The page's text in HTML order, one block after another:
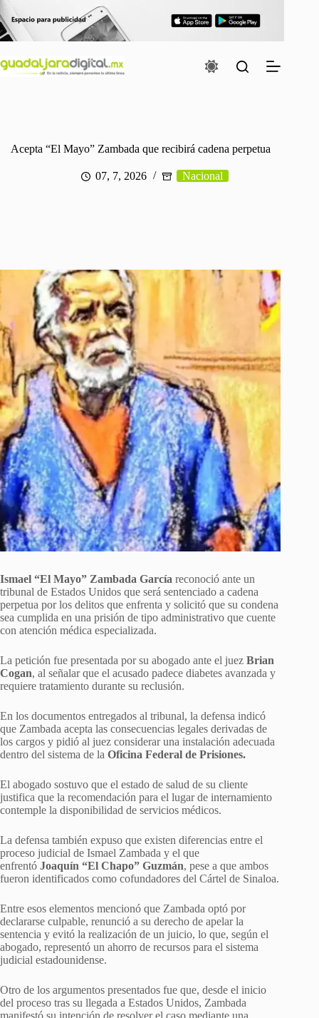
al
contenido
Acepta “El Mayo” Zambada que recibirá cadena perpetua
07, 7, 2026 Nacional
Ismael “El Mayo” Zambada García reconoció ante un
tribunal de Estados Unidos que será sentenciado a cadena
perpetua por los delitos que enfrenta y solicitó que su condena
sea cumplida en una prisión de tipo administrativo que cuente
con atención médica especializada.
La petición fue presentada por su abogado ante el juez Brian
Cogan, al señalar que el acusado padece diabetes avanzada y
requiere tratamiento durante su reclusión.
En los documentos entregados al tribunal, la defensa indicó
que Zambada acepta las consecuencias legales derivadas de
los cargos y pidió al juez considerar una instalación adecuada
dentro del sistema de la Oficina Federal de Prisiones.
El abogado sostuvo que el estado de salud de su cliente
justifica que la recomendación para el lugar de internamiento
contemple la disponibilidad de servicios médicos.
La defensa también expuso que existen diferencias entre el
proceso judicial de Ismael Zambada y el que
enfrentó Joaquín “El Chapo” Guzmán, pese a que ambos
fueron identificados como cofundadores del Cártel de Sinaloa.
Entre esos elementos mencionó que Zambada optó por
declararse culpable, renunció a su derecho de apelar la
sentencia y evitó la realización de un juicio, lo que, según el
abogado, representó un ahorro de recursos para el sistema
judicial estadounidense.
Otro de los argumentos presentados fue que, desde el inicio
del proceso tras su llegada a Estados Unidos, Zambada
manifestó su intención de resolver el caso mediante una